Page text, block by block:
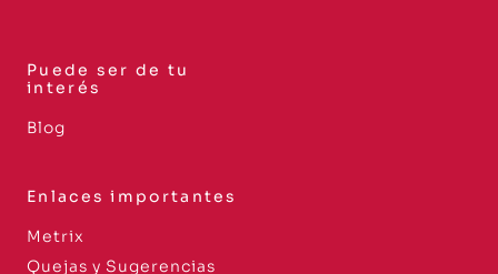
Puede ser de tu
interés
Blog
Enlaces importantes
Metrix
Quejas y Sugerencias